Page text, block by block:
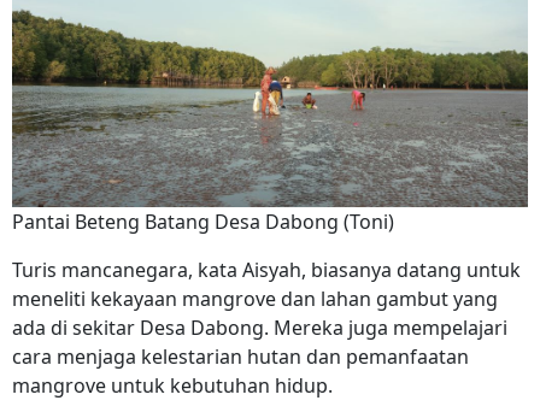
Pantai Beteng Batang Desa Dabong (Toni)
Turis mancanegara, kata Aisyah, biasanya datang untuk
meneliti kekayaan mangrove dan lahan gambut yang
ada di sekitar Desa Dabong. Mereka juga mempelajari
cara menjaga kelestarian hutan dan pemanfaatan
mangrove untuk kebutuhan hidup.